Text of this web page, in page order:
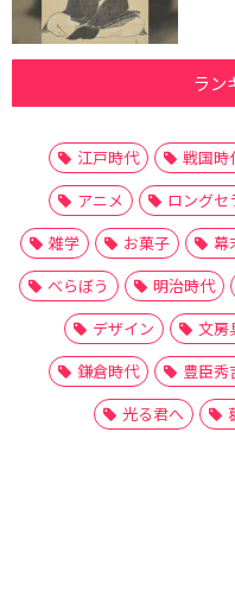
ラン
江戸時代 戦国時
アニメ
ロングセ
雑学
お菓子 幕
べらぼう
明治時代
デザイン
文房
鎌倉時代
豊臣秀
光る君へ